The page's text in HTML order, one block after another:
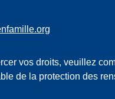
vos droits, veuillez
de la protection des